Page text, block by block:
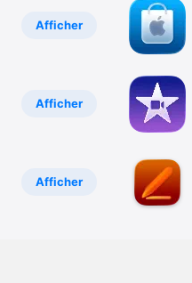
Afficher
Afficher
Afficher